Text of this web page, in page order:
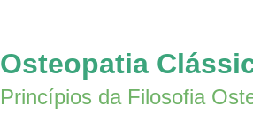
Osteopatia
Princípios da Filosofia